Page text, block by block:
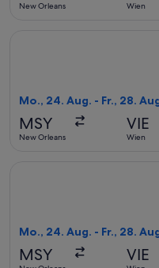
New Orleans Wien
Mo., 24. Aug. - Fr., 28.
MSY
New Orleans
VIE
Wien
Mo., 24. Aug. - Fr., 28.
MSY VIE